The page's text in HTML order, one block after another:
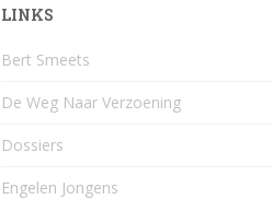
LINKS
Bert Smeets
De Weg Naar Verzoening
Dossiers
Engelen Jongens